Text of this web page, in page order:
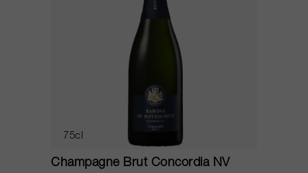
75cl
Champagne Brut Concordia NV